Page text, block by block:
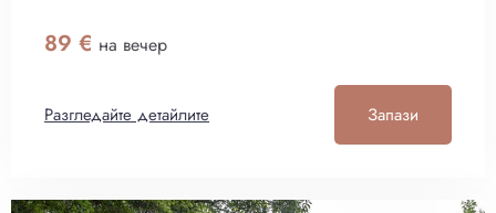
от дивия плаж. Също така са и на около 200 м. от
два ресторанта които всеки ден предлагат прясна
риба.
89 € на вечер
Разгледайте детайлите Запази